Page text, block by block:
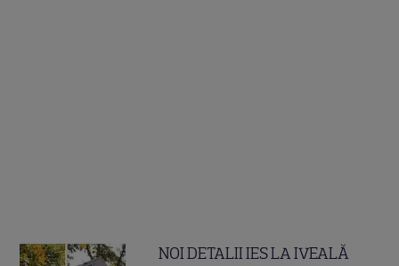
NOI DETALII IES LA IVEALĂ